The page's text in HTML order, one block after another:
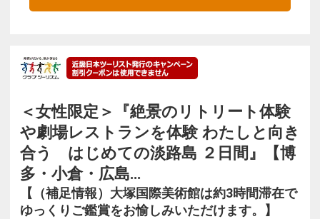
＜女性限定＞『絶景のリトリート体験
や劇場レストランを体験 わたしと向き
合う はじめての淡路島 ２日間』【博
多・小倉・広島…
【（補足情報）大塚国際美術館は約3時間滞在で
ゆっくりご鑑賞をお愉しみいただけます。】